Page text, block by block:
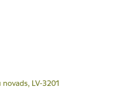
novads, LV-3201